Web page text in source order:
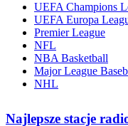
UEFA Champions
UEFA Europa
Premier League
NFL
NBA Basketball
Major League
NHL
Najlepsze stacje